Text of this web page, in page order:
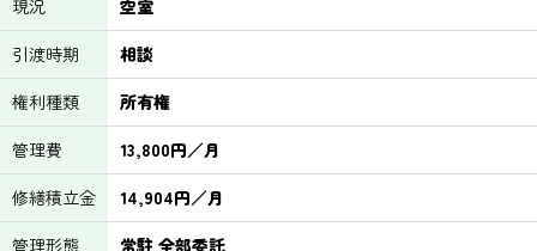
現況
空室
引渡時期
相談
権利種類
所有権
管理費
13,800円／月
修繕積立金
14,904円／月
管理形態
常駐 全部委託